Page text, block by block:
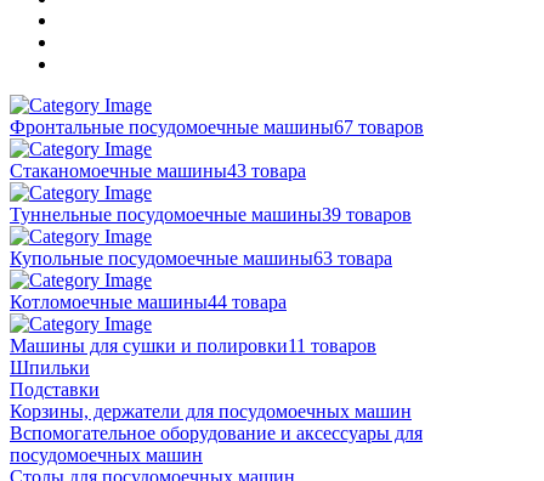
Фронтальные посудомоечные машины67 товаров
Стаканомоечные машины43 товара
Туннельные посудомоечные машины39 товаров
Купольные посудомоечные машины63 товара
Котломоечные машины44 товара
Машины для сушки и полировки11 товаров
Шпильки
Подставки
Корзины, держатели для посудомоечных машин
Вспомогательное оборудование и аксессуары для
посудомоечных машин
Столы для посудомоечных машин